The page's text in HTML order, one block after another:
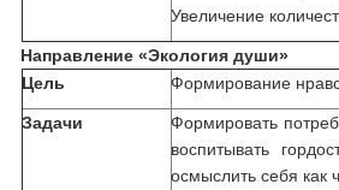
Увеличение
Направление «Экология души»
Цель
Формирование
Задачи
Формировать
воспитывать
осмыслить себя как